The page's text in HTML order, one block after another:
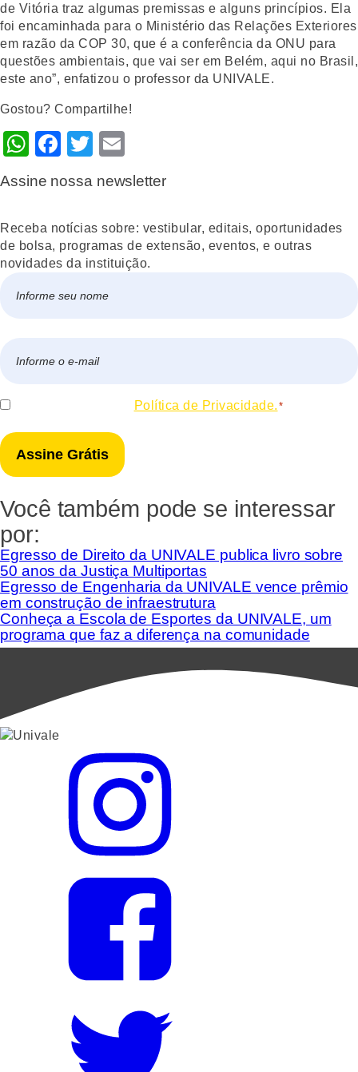
de Vitória traz algumas premissas e alguns princípios. Ela
foi encaminhada para o Ministério das Relações Exteriores
em razão da COP 30, que é a conferência da ONU para
questões ambientais, que vai ser em Belém, aqui no Brasil,
este ano”, enfatizou o professor da UNIVALE.
Gostou? Compartilhe!
WhatsApp
Facebook
Twitter
Assine nossa newsletter
Receba notícias sobre: vestibular, editais, oportunidades
de bolsa, programas de extensão, eventos, e outras
novidades da instituição.
mail
Consentir Política de Privacidade. *
Você também pode se interessar
por:
Egresso de Direito da UNIVALE publica livro sobre
50 anos da Justiça Multiportas
Egresso de Engenharia da UNIVALE vence prêmio
em construção de infraestrutura
Conheça a Escola de Esportes da UNIVALE, um
programa que faz a diferença na comunidade